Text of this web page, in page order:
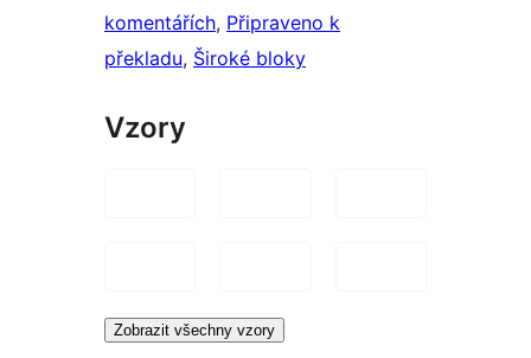
komentářích, Připraveno k
překladu, Široké bloky
Vzory
Zobrazit všechny vzory